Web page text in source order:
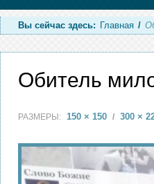
Вы сейчас здесь: Главная /
Обитель
РАЗМЕРЫ: 150 × 150 / 300 ×